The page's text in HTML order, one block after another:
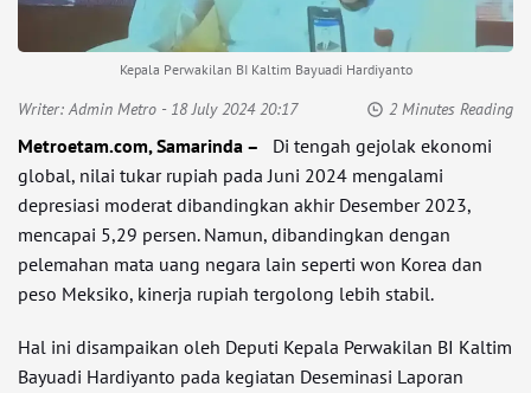
Kepala Perwakilan BI Kaltim Bayuadi Hardiyanto
Writer:Admin Metro - 18 July 2024 20:17 2 Minutes Reading
Metroetam.com, Samarinda –
Di tengah gejolak ekonomi
global, nilai tukar rupiah pada Juni 2024 mengalami
depresiasi moderat dibandingkan akhir Desember 2023,
mencapai 5,29 persen. Namun, dibandingkan dengan
pelemahan mata uang negara lain seperti won Korea dan
peso Meksiko, kinerja rupiah tergolong lebih stabil.
Hal ini disampaikan oleh Deputi Kepala Perwakilan BI Kaltim
Bayuadi Hardiyanto pada kegiatan Deseminasi Laporan